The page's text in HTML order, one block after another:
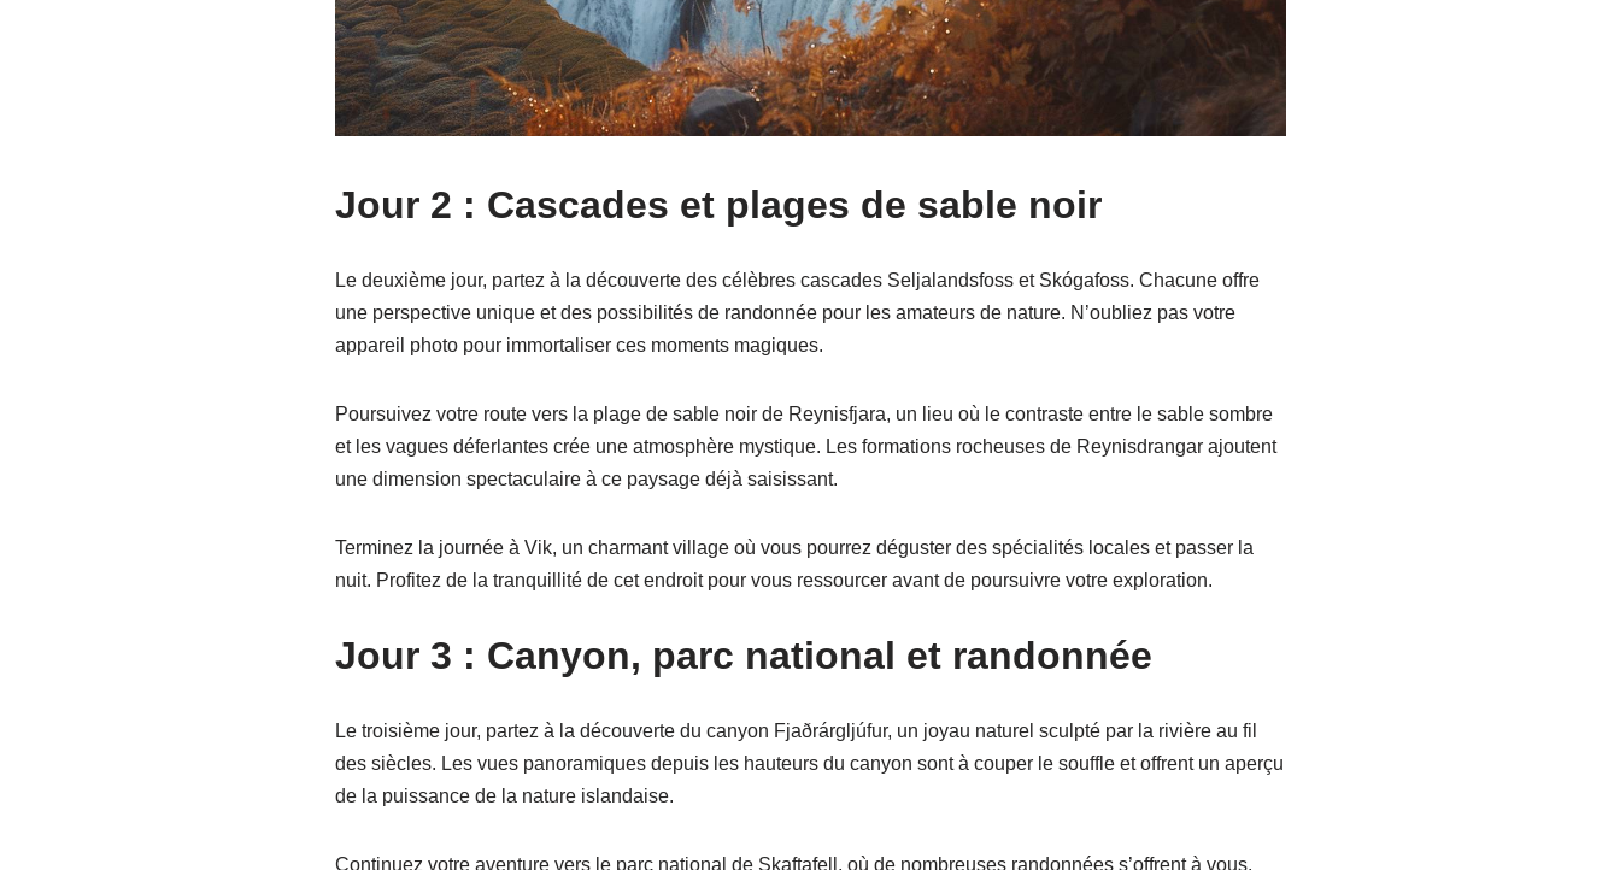
Jour 2 : Cascades et plages de sable noir
Le deuxième jour, partez à la découverte des célèbres cascades Seljalandsfoss et Skógafoss. Chacune offre
une perspective unique et des possibilités de randonnée pour les amateurs de nature. N’oubliez pas votre
appareil photo pour immortaliser ces moments magiques.
Poursuivez votre route vers la plage de sable noir de Reynisfjara, un lieu où le contraste entre le sable sombre
et les vagues déferlantes crée une atmosphère mystique. Les formations rocheuses de Reynisdrangar ajoutent
une dimension spectaculaire à ce paysage déjà saisissant.
Terminez la journée à Vik, un charmant village où vous pourrez déguster des spécialités locales et passer la
nuit. Profitez de la tranquillité de cet endroit pour vous ressourcer avant de poursuivre votre exploration.
Jour 3 : Canyon, parc national et randonnée
Le troisième jour, partez à la découverte du canyon Fjaðrárgljúfur, un joyau naturel sculpté par la rivière au fil
des siècles. Les vues panoramiques depuis les hauteurs du canyon sont à couper le souffle et offrent un aperçu
de la puissance de la nature islandaise.
Continuez votre aventure vers le parc national de Skaftafell, où de nombreuses randonnées s’offrent à vous.